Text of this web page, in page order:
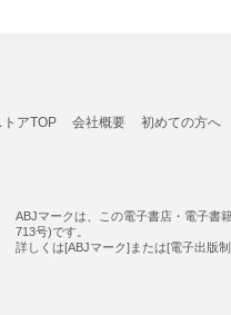
トアTOP 会社概要 初めての方へ
ABJマークは、この電子書店・電子書
713号)です。
詳しくは[ABJマーク]または[電子出版